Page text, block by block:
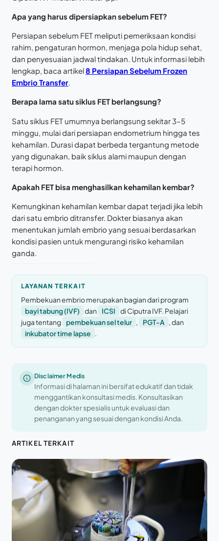
Apa yang harus dipersiapkan sebelum FET?
Persiapan sebelum FET meliputi pemeriksaan kondisi
rahim, pengaturan hormon, menjaga pola hidup sehat,
dan penyesuaian jadwal tindakan. Untuk informasi lebih
lengkap, baca artikel8 Persiapan Sebelum Frozen
Embrio Transfer.
Berapa lama satu siklus FET berlangsung?
Satu siklus FET umumnya berlangsung sekitar 3–5
minggu, mulai dari persiapan endometrium hingga tes
kehamilan. Durasi dapat berbeda tergantung metode
yang digunakan, baik siklus alami maupun dengan
terapi hormon.
Apakah FET bisa menghasilkan kehamilan kembar?
Kemungkinan kehamilan kembar dapat terjadi jika lebih
dari satu embrio ditransfer. Dokter biasanya akan
menentukan jumlah embrio yang sesuai berdasarkan
kondisi pasien untuk mengurangi risiko kehamilan
ganda.
LAYANAN TERKAIT
Pembekuan embrio merupakan bagian dari program
bayi tabung (IVF)
dan ICSI
di Ciputra IVF. Pelajari
juga tentang
pembekuan sel telur , PGT-A , dan
inkubator time lapse .
Disclaimer Medis
Informasi di halaman ini bersifat edukatif dan tidak
menggantikan konsultasi medis. Konsultasikan
dengan dokter spesialis untuk evaluasi dan
penanganan yang sesuai dengan kondisi Anda.
ARTIKEL TERKAIT